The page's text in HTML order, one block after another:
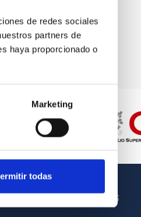
de redes sociales
partners de
haya proporcionado o
Marketing
todas
OTROS ENLACES